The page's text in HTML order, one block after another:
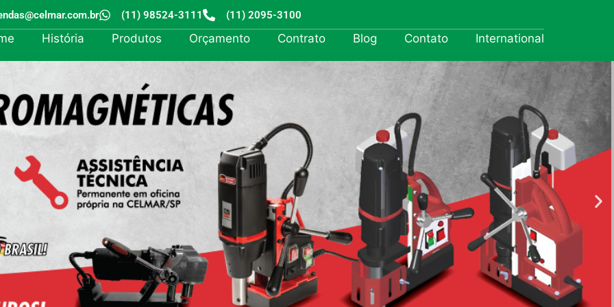
(11) 98524-3111 (11) 2095-3100
História Produtos Orçamento Contrato Blog Contato International